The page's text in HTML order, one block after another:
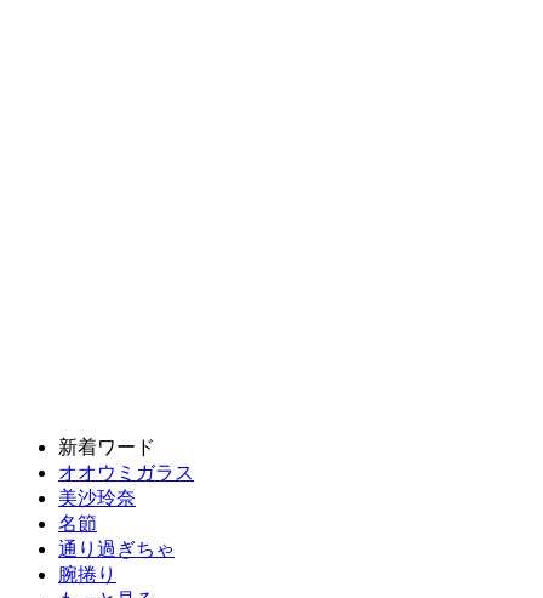
新着ワード
オオウミガラス
美沙玲奈
名節
通り過ぎちゃ
腕捲り